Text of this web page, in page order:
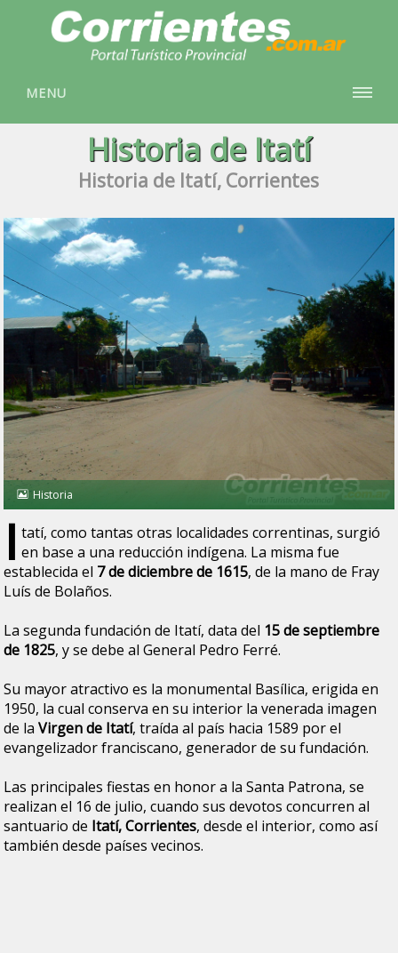
MENU
Historia de Itatí
Historia de Itatí, Corrientes
Historia
I tatí, como tantas otras localidades correntinas, surgió
en base a una reducción indígena. La misma fue
establecida el 7 de diciembre de 1615, de la mano de Fray
Luís de Bolaños.
La segunda fundación de Itatí, data del 15 de septiembre
de 1825, y se debe al General Pedro Ferré.
Su mayor atractivo es la monumental Basílica, erigida en
1950, la cual conserva en su interior la venerada imagen
de laVirgen de Itatí, traída al país hacia 1589 por el
evangelizador franciscano, generador de su fundación.
Las principales fiestas en honor a la Santa Patrona, se
realizan el 16 de julio, cuando sus devotos concurren al
santuario de Itatí, Corrientes, desde el interior, como así
también desde países vecinos.